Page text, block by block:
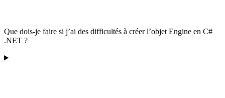
Que dois-je faire si j’ai des difficultés à créer l’objet Engine en C#
.NET ?